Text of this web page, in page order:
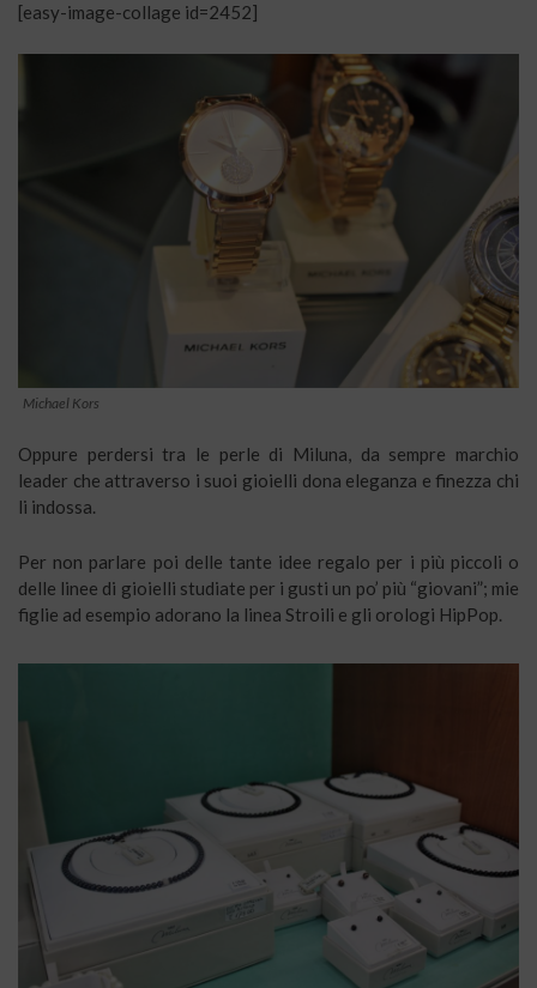
[easy-image-collage id=2452]
Michael Kors
Oppure perdersi tra le perle di Miluna, da sempre marchio
leader che attraverso i suoi gioielli dona eleganza e finezza chi
li indossa.
Per non parlare poi delle tante idee regalo per i più piccoli o
delle linee di gioielli studiate per i gusti un po’ più “giovani”; mie
figlie ad esempio adorano la linea Stroili e gli orologi HipPop.